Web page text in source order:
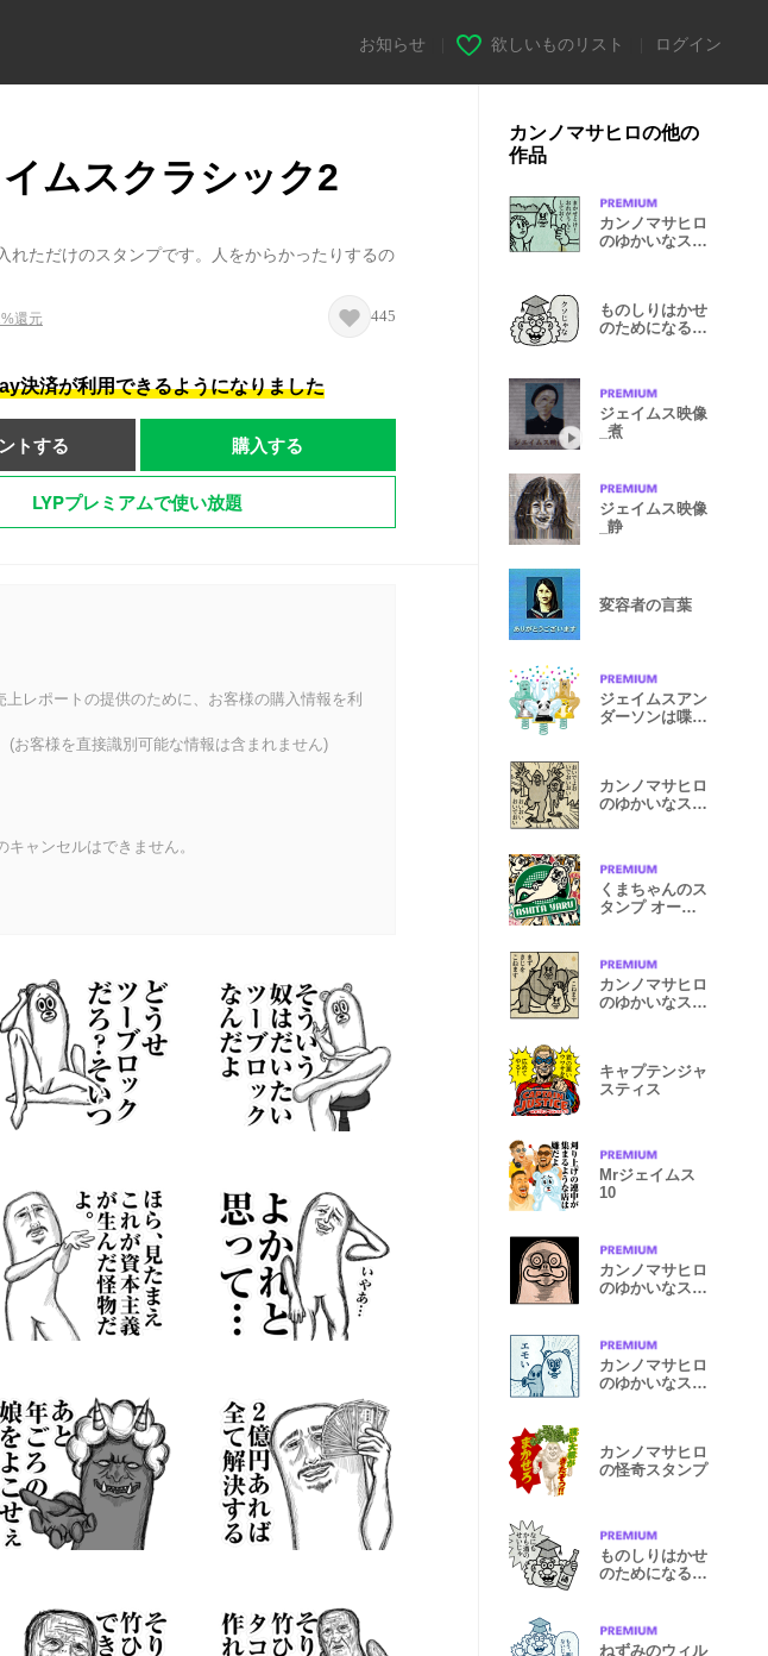
お知らせ 欲しいものリスト ログイン
ムスクラシック2
れただけのスタンプです。人をからかったりするの
還元 445
決済が利用できるようになりました
トする 購入する
LYPプレミアムで使い放題
レポートの提供のために、お客様の購入情報を利
お客様を直接識別可能な情報は含まれません)
ャンセルはできません。
カンノマサヒロの他の
作品
カンノマサヒロ
のゆかいなスタ
ものしりはかせ
のためになるス
ジェイムス映像
_煮
ジェイムス映像
_静
変容者の言葉
ジェイムスアン
ダーソンは喋ら
カンノマサヒロ
のゆかいなスタ
くまちゃんのス
タンプ オール
カンノマサヒロ
のゆかいなスタ
キャプテンジャ
スティス
Mrジェイムス
10
カンノマサヒロ
のゆかいなスタ
カンノマサヒロ
のゆかいなスタ
カンノマサヒロ
の怪奇スタンプ
ものしりはかせ
のためになるス
ねずみのウィル